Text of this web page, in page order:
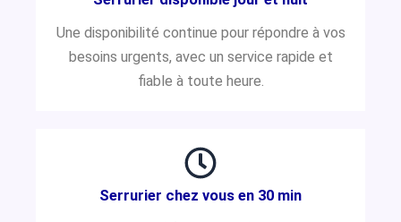
Une disponibilité continue pour répondre à vos
besoins urgents, avec un service rapide et
fiable à toute heure.
Serrurier chez vous en 30 min